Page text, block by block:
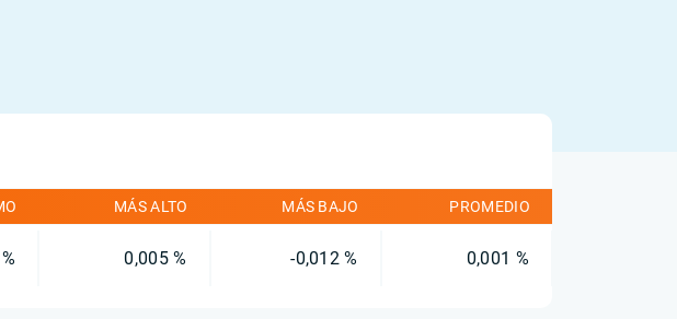
MÁS ALTO MÁS BAJO PROMEDIO
0,005 % -0,012 % 0,001 %